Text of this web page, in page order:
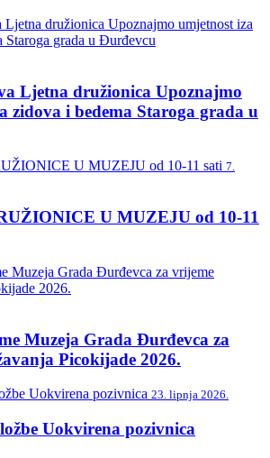
Ljetna družionica Upoznajmo
zidova i bedema Staroga grada u
7.
U MUZEJU od 10-11
Muzeja Grada Đurđevca za
Picokijade 2026.
23. lipnja 2026.
Uokvirena pozivnica